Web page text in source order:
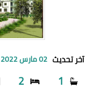
آخر تحديث 02 مارس 2022
1
2